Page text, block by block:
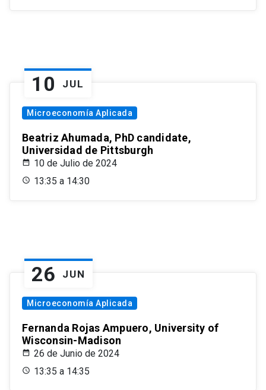
10 JUL
Microeconomía Aplicada
Beatriz Ahumada, PhD candidate,
Universidad de Pittsburgh
10 de Julio de 2024
13:35 a 14:30
26 JUN
Microeconomía Aplicada
Fernanda Rojas Ampuero, University of
Wisconsin-Madison
26 de Junio de 2024
13:35 a 14:35